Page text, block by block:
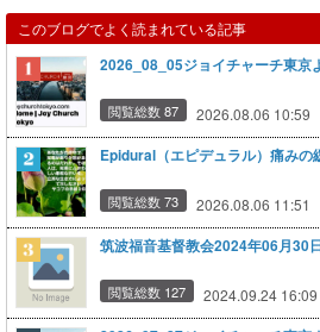
このブログでよく読まれている記事
2026_08_05ジョイチャーチ東
閲覧総数 87 2026.08.06 10:59
Epidural（エピデュラル）痛みの
閲覧総数 73 2026.08.06 11:51
筑波福音基督教会2024年06月30
閲覧総数 127 2024.09.24 16:09